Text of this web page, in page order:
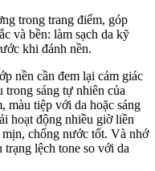
trong trang điểm, góp
và bền: làm sạch da kỹ
khi đánh nền.
nền cần đem lại cảm giác
sáng tự nhiên của
màu tiệp với da hoặc sáng
hoạt động nhiều giờ liền
chống nước tốt. Và nhớ
trạng lệch tone so với da